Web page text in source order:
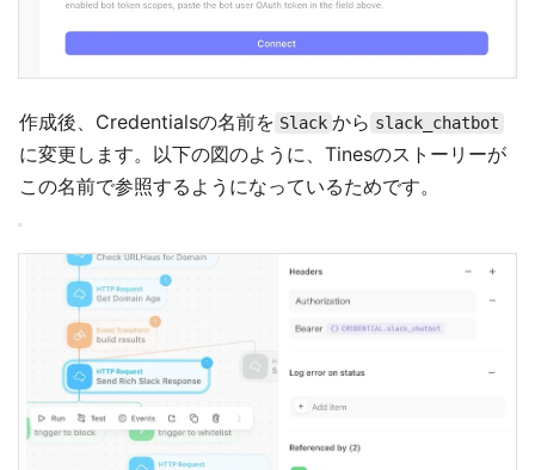
作成後、Credentialsの名前を Slack から slack_chatbot
に変更します。以下の図のように、Tinesのストーリーが
この名前で参照するようになっているためです。